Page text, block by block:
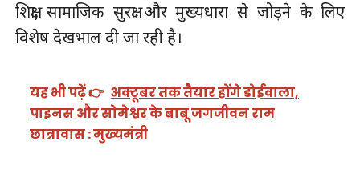
शिक्षा, सामाजिक सुरक्षा और मुख्यधारा से जोड़ने के लिए
विशेष देखभाल दी जा रही है।
यह भी पढ़ें 👉 अक्टूबर तक तैयार होंगे डोईवाला,
पाइनस और सोमेश्वर के बाबू जगजीवन राम
छात्रावास : मुख्यमंत्री